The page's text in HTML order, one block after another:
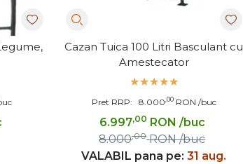
Cazan Tuica 100 Litri Basculant cu
Amestecator
Pret RRP: 8.000,00 RON /buc
6.997,00 RON /buc
8.000,00 RON /buc
VALABIL pana pe: 31 aug.